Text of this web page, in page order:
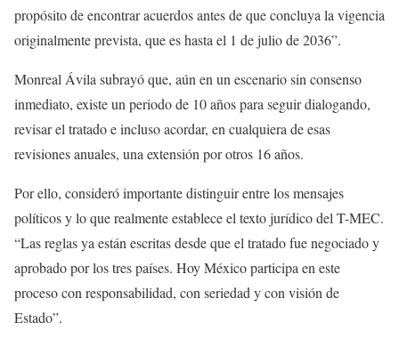
propósito de encontrar acuerdos antes de que concluya la vigencia
originalmente prevista, que es hasta el 1 de julio de 2036”.
Monreal Ávila subrayó que, aún en un escenario sin consenso
inmediato, existe un periodo de 10 años para seguir dialogando,
revisar el tratado e incluso acordar, en cualquiera de esas
revisiones anuales, una extensión por otros 16 años.
Por ello, consideró importante distinguir entre los mensajes
políticos y lo que realmente establece el texto jurídico del T-MEC.
“Las reglas ya están escritas desde que el tratado fue negociado y
aprobado por los tres países. Hoy México participa en este
proceso con responsabilidad, con seriedad y con visión de
Estado”.